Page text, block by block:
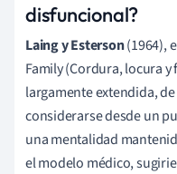
disfuncional?
Laing y Esterson(1964),
Family (Cordura, locura
largamente extendida,
considerarse desde un
una mentalidad
el modelo médico,